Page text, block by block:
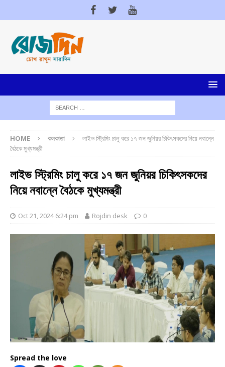
HOME কলকাতা
লাইভ স্ট্রিমিং চালু করে ১৭ জন জুনিয়র চিকিৎসকদের নিয়ে নবান্নে
বৈঠকে মুখ্যমন্ত্রী
লাইভ স্ট্রিমিং চালু করে ১৭ জন জুনিয়র চিকিৎসকদের
নিয়ে নবান্নে বৈঠকে মুখ্যমন্ত্রী
Oct 21, 2024 6:24 pm Rojdin desk 0
Spread the love